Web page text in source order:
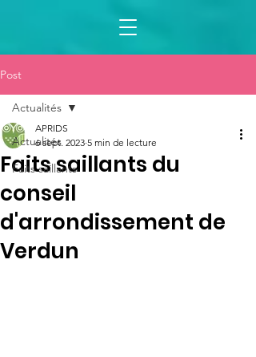
Post
Actualités
Faits saillants
Actualités
Faits saillants du
conseil
d'arrondissement de
Verdun
APRIDS
6 sept. 2023 5 min de lecture